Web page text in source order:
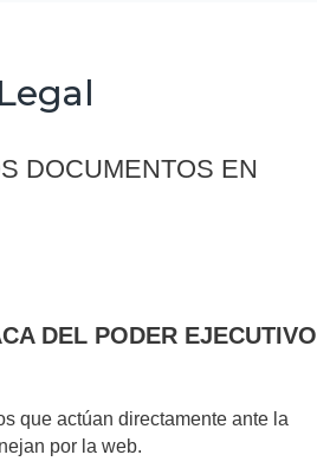
DOCUMENTOS EN
DEL PODER EJECUTIVO
que actúan directamente ante la
por la web.